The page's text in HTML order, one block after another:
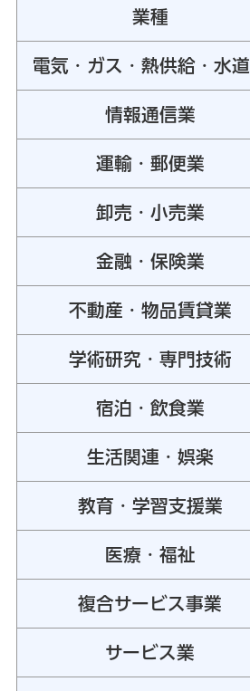
業種
電気・ガス・熱供給・水
情報通信業
運輸・郵便業
卸売・小売業
金融・保険業
不動産・物品賃貸業
学術研究・専門技術
宿泊・飲食業
生活関連・娯楽
教育・学習支援業
医療・福祉
複合サービス事業
サービス業